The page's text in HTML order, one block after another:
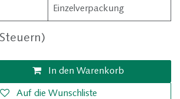
Einzelverpackung
In den Warenkorb
Auf die Wunschliste